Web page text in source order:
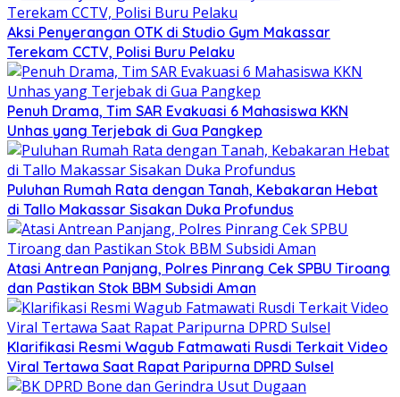
Aksi Penyerangan OTK di Studio Gym Makassar
Terekam CCTV, Polisi Buru Pelaku
Penuh Drama, Tim SAR Evakuasi 6 Mahasiswa KKN
Unhas yang Terjebak di Gua Pangkep
Puluhan Rumah Rata dengan Tanah, Kebakaran Hebat
di Tallo Makassar Sisakan Duka Profundus
Atasi Antrean Panjang, Polres Pinrang Cek SPBU Tiroang
dan Pastikan Stok BBM Subsidi Aman
Klarifikasi Resmi Wagub Fatmawati Rusdi Terkait Video
Viral Tertawa Saat Rapat Paripurna DPRD Sulsel